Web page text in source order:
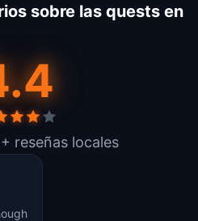
sobre las quests en
reseñas locales